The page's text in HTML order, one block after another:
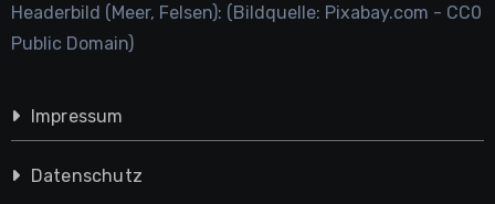
Headerbild (Meer, Felsen): (Bildquelle: Pixabay.com - CC0
Public Domain)
Impressum
Datenschutz